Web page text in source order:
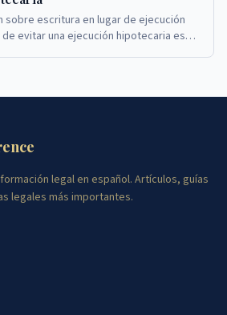
sobre escritura en lugar de ejecución
evitar una ejecución hipotecaria es
legal en español. Artículos, guías
legales más importantes.